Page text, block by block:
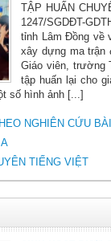
TẬP HUẤN
1247/SGDĐT-
tỉnh Lâm Đồng về
xây dựng ma trận
Giáo viên, trường
tập huấn lại cho
số hình ảnh [...]
NGHIÊN CỨU
TIẾNG VIỆT